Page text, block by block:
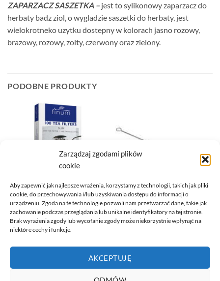
Zarządzaj zgodami plików
cookie
Aby zapewnić jak najlepsze wrażenia, korzystamy z technologii, takich jak pliki
cookie, do przechowywania i/lub uzyskiwania dostępu do informacji o
urządzeniu. Zgoda na te technologie pozwoli nam przetwarzać dane, takie jak
zachowanie podczas przeglądania lub unikalne identyfikatory na tej stronie.
Brak wyrażenia zgody lub wycofanie zgody może niekorzystnie wpłynąć na
niektóre cechy i funkcje.
AKCEPTUJĘ
ZAPARZACZ SASZETKA – jest to sylikonowy zaparzacz do
herbaty badz ziol, o wygladzie saszetki do herbaty, jest
wielokrotneko uzytku dostepny w kolorach jasno rozowy,
brazowy, rozowy, zolty, czerwony oraz zielony.
PODOBNE PRODUKTY
AKCESORIA
FINUM S 100 SZTUK (Tea
Filters)
18,99zł
AKCESORIA
SZCZOTECZKA DO BOMBILLI
15CM. 1SZT.